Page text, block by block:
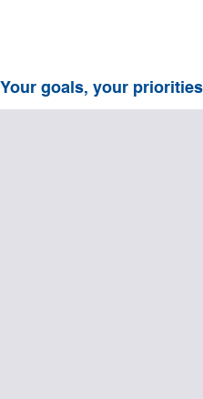
Your goals, your priorities